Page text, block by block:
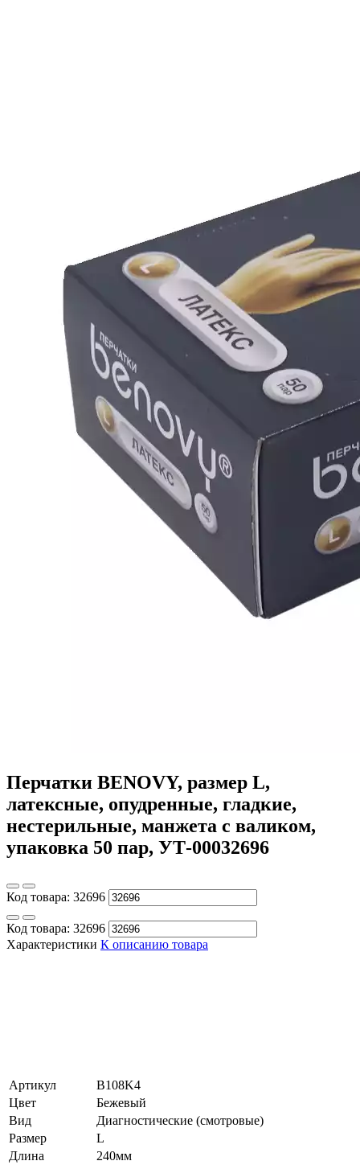
Перчатки BENOVY, размер L,
латексные, опудренные, гладкие,
нестерильные, манжета с валиком,
упаковка 50 пар, УТ-00032696
Код товара: 32696
Код товара: 32696
Характеристики К описанию товара
Артикул
B108K4
Цвет
Бежевый
Вид
Диагностические (смотровые)
Размер
L
Длина
240мм